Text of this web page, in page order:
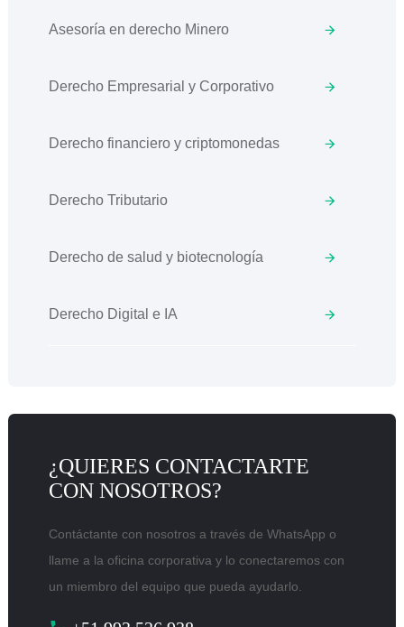
Asesoría en derecho Minero
Derecho Empresarial y Corporativo
Derecho financiero y criptomonedas
Derecho Tributario
Derecho de salud y biotecnología
Derecho Digital e IA
¿QUIERES CONTACTARTE
CON NOSOTROS?
Contáctante con nosotros a través de WhatsApp o
llame a la oficina corporativa y lo conectaremos con
un miembro del equipo que pueda ayudarlo.